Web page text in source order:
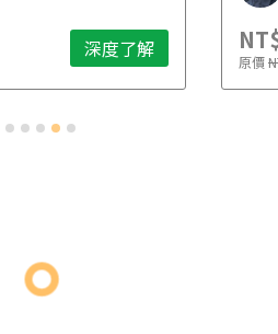
深度了解 原價